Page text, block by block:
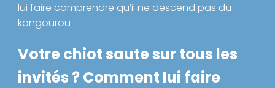
lui faire comprendre qu’il ne descend pas du
kangourou
Votre chiot saute sur tous les
invités ? Comment lui faire